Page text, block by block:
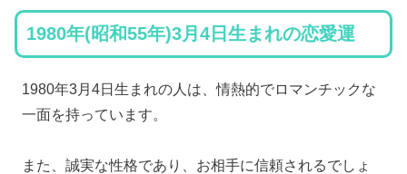
1980年(昭和55年)3月4日生まれの恋愛運
1980年3月4日生まれの人は、情熱的でロマンチックな
一面を持っています。
また、誠実な性格であり、お相手に信頼されるでしょ